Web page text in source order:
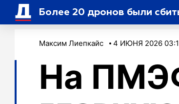
Более 20 дронов были
Максим Лиепкайс 4 ИЮНЯ 2026
На